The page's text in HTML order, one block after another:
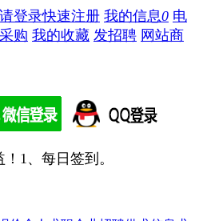
请登录快速注册 我的信息0 电
购 我的收藏 发招聘 网站商
1、每日签到。